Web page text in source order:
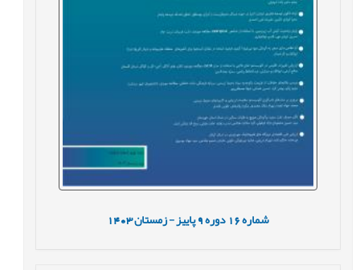
شماره16 دوره9 پاییز - زمستان1403